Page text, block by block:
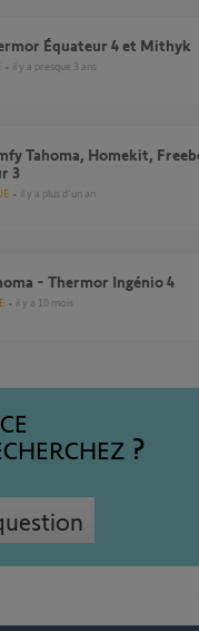
Équateur 4 et Mithyk
il y a presque 3 ans
3
il y a plus d'un an
- Thermor Ingénio 4
il y a 10 mois